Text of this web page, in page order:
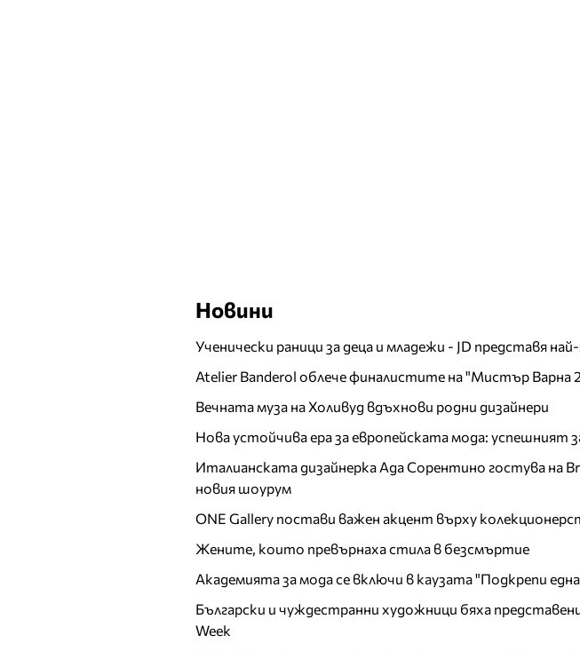
Новини
Ученически раници за деца и младежи - JD представя
Atelier Banderol облече финалистите на "Мистър Варна
Вечната муза на Холивуд вдъхнови родни дизайнери
Нова устойчива ера за европейската мода: успешният
Италианската дизайнерка Ада Сорентино гостува на
новия шоурум
ONE Gallery постави важен акцент върху
Жените, които превърнаха стила в безсмъртие
Академията за мода се включи в каузата "Подкрепи
Български и чуждестранни художници бяха
Week